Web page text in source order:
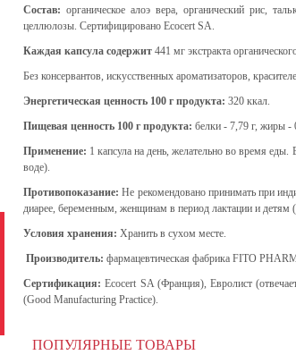
Состав: органическое алоэ вера, органический рис,
целлюлозы. Сертифицировано Ecocert SA.
Каждая капсула содержит 441 мг экстракта
Без консервантов, искусственных ароматизаторов,
Энергетическая ценность 100 г продукта: 320 ккал.
Пищевая ценность 100 г продукта: белки - 7,79 г, жиры -
Применение: 1 капсула на день, желательно во время
воде).
Противопоказание:Не рекомендовано принимать при
диарее, беременным, женщинам в период лактации и детям
Условия хранения: Хранить в сухом месте.
Производитель: фармацевтическая фабрика FITO
Сертификация: Ecocert SA (Франция), Евролист
(Good Manufacturing Practice).
ПОПУЛЯРНЫЕ ТОВАРЫ